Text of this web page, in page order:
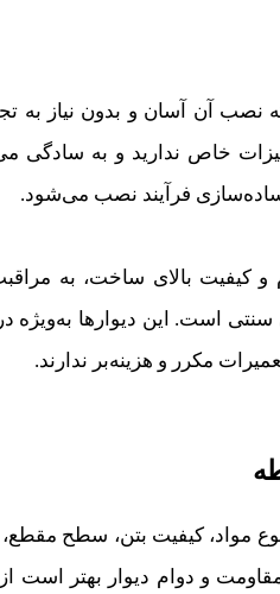
آن آسان و بدون نیاز به
خاص ندارید و به سادگی
ساده‌سازی فرآیند نصب می‌شود.
کیفیت بالای ساخت، به
سنتی است. این دیوارها
مکرر و هزینه‌بر ندارند.
مواد، کیفیت بتن، سطح
و دوام دیوار بهتر است از